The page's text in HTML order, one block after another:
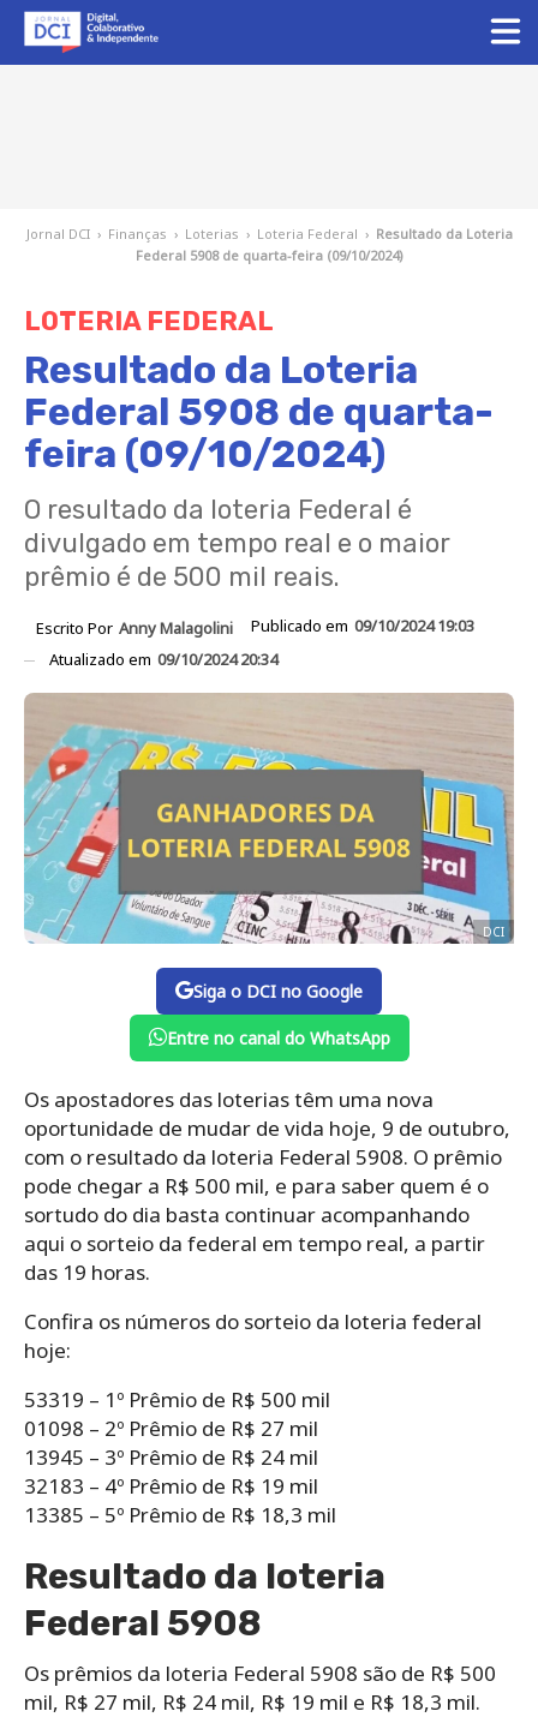
Jornal DCI › Finanças › Loterias › Loteria Federal › Resultado da Loteria
Federal 5908 de quarta-feira (09/10/2024)
LOTERIA FEDERAL
Resultado da Loteria
Federal 5908 de quarta-
feira (09/10/2024)
O resultado da loteria Federal é
divulgado em tempo real e o maior
prêmio é de 500 mil reais.
Escrito Por Anny Malagolini Publicado em 09/10/2024 19:03
Atualizado em 09/10/2024 20:34
DCI
Siga o DCI no Google
Entre no canal do WhatsApp
Os apostadores das loterias têm uma nova
oportunidade de mudar de vida hoje, 9 de outubro,
com o resultado da loteria Federal 5908. O prêmio
pode chegar a R$ 500 mil, e para saber quem é o
sortudo do dia basta continuar acompanhando
aqui o sorteio da federal em tempo real, a partir
das 19 horas.
Confira os números do sorteio da loteria federal
hoje:
53319 – 1º Prêmio de R$ 500 mil
01098 – 2º Prêmio de R$ 27 mil
13945 – 3º Prêmio de R$ 24 mil
32183 – 4º Prêmio de R$ 19 mil
13385 – 5º Prêmio de R$ 18,3 mil
Resultado da loteria
Federal 5908
Os prêmios da loteria Federal 5908 são de R$ 500
mil, R$ 27 mil, R$ 24 mil, R$ 19 mil e R$ 18,3 mil.